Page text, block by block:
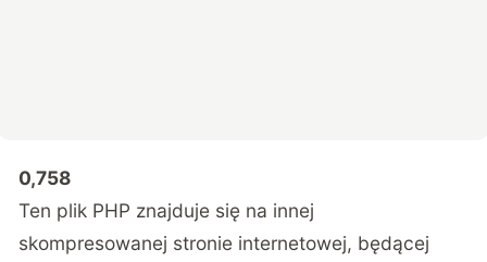
0,758
Ten plik PHP znajduje się na innej
skompresowanej stronie internetowej, będącej